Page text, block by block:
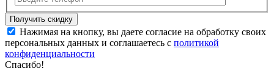
Нажимая на кнопку, вы даете согласие на обработку своих
персональных данных и соглашаетесь с политикой
конфиденциальности
Спасибо!